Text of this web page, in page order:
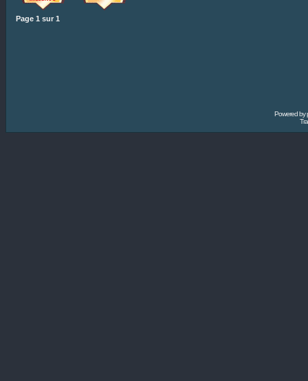
Page 1 sur 1
Powered by